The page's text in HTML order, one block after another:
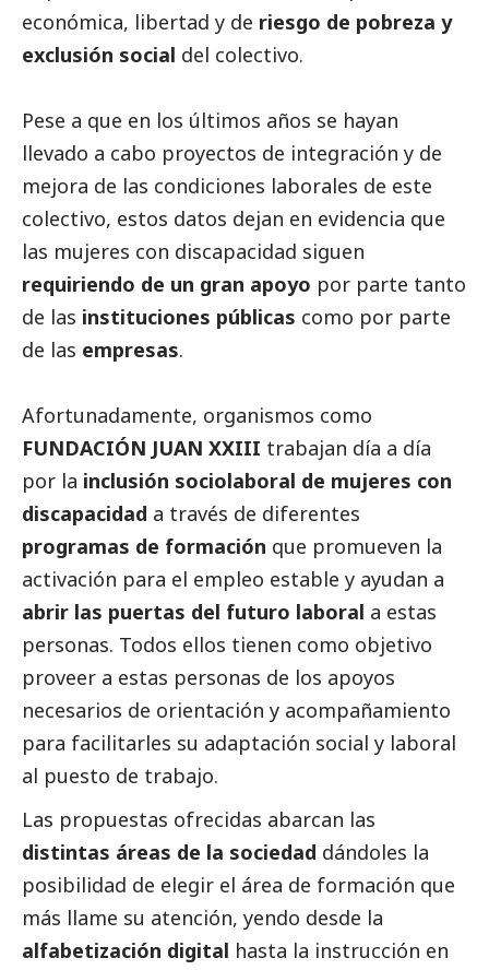
económica, libertad y de riesgo de pobreza y
exclusión social del colectivo.
Pese a que en los últimos años se hayan
llevado a cabo proyectos de integración y de
mejora de las condiciones laborales de este
colectivo, estos datos dejan en evidencia que
las mujeres con discapacidad siguen
requiriendo de un gran apoyo por parte tanto
de las instituciones públicas como por parte
de las empresas.
Afortunadamente, organismos como
FUNDACIÓN JUAN XXIII trabajan día a día
por la inclusión sociolaboral de mujeres con
discapacidad a través de diferentes
programas de formación que promueven la
activación para el empleo estable y ayudan a
abrir las puertas del futuro laboral a estas
personas. Todos ellos tienen como objetivo
proveer a estas personas de los apoyos
necesarios de orientación y acompañamiento
para facilitarles su adaptación social y laboral
al puesto de trabajo.
Las propuestas ofrecidas abarcan las
distintas áreas de la sociedad dándoles la
posibilidad de elegir el área de formación que
más llame su atención, yendo desde la
alfabetización digital hasta la instrucción en